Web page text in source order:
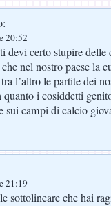
20:52
devi certo stupire delle
nel nostro paese la
l’altro le partite dei
i cosiddetti
sui campi di calcio
21:19
sottolineare che hai